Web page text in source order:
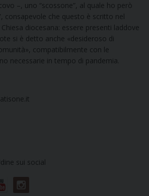
–, uno “scossone”, al quale ho però
consapevole che questo è scritto nel
diocesana: essere presenti laddove
si è detto anche «desideroso di
compatibilmente con le
necessarie in tempo di pandemia.
sui social